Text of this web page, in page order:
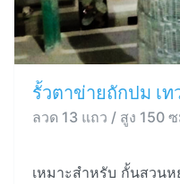
รั้วตาข่ายถักปม เท
ลวด 13 แถว / สูง 150
เหมาะสำหรับ กั้นสวน